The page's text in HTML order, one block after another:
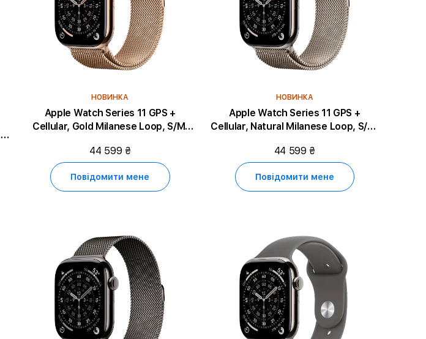
НОВИНКА
Apple Watch Series 11 GPS +
Cellular, Gold Milanese Loop, S/M,
44 599 ₴
Повідомити мене
НОВИНКА
Apple Watch Series 11 GPS +
Cellular, Natural Milanese Loop, S/M,
44 599 ₴
Повідомити мене